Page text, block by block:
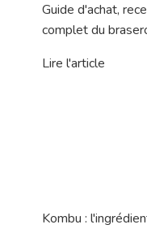
Guide d'achat,
complet du
Lire l'article
Kombu :